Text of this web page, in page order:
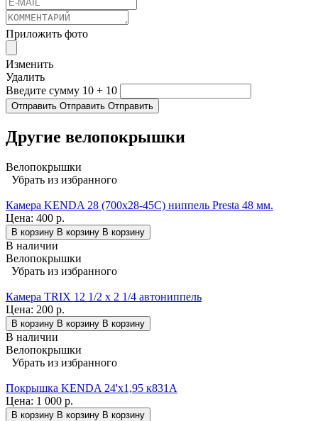
Приложить фото
Изменить
Удалить
Введите сумму 10 + 10
Отправить Отправить Отправить
Другие велопокрышки
Велопокрышки
Убрать из избранного
Камера KENDA 28 (700x28-45C) ниппель Presta 48 мм.
Цена: 400 р.
В корзину В корзину В корзину
В наличии
Велопокрышки
Убрать из избранного
Камера TRIX 12 1/2 x 2 1/4 автониппель
Цена: 200 р.
В корзину В корзину В корзину
В наличии
Велопокрышки
Убрать из избранного
Покрышка KENDA 24'х1,95 к831A
Цена: 1 000 р.
В корзину В корзину В корзину